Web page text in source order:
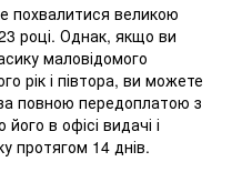
похвалитися великою
році. Однак, якщо ви
маловідомого
рік і півтора, ви можете
повною передоплатою з
в офісі видачі і
протягом 14 днів.